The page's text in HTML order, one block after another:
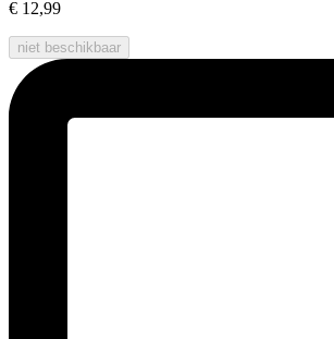
€ 12,99
niet beschikbaar